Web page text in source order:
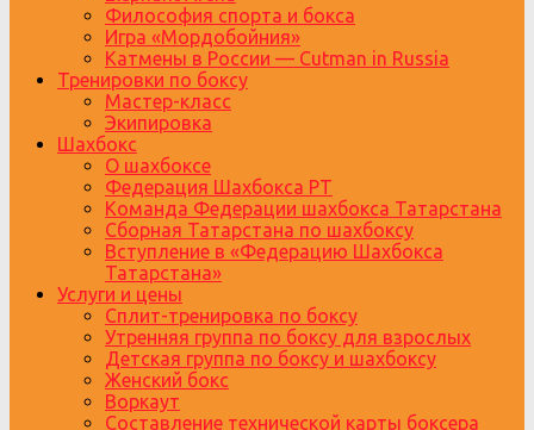
Философия спорта и бокса
Игра «Мордобойния»
Катмены в России — Cutman in Russia
Тренировки по боксу
Мастер-класс
Экипировка
Шахбокс
О шахбоксе
Федерация Шахбокса РТ
Команда Федерации шахбокса Татарстана
Сборная Татарстана по шахбоксу
Вступление в «Федерацию Шахбокса
Татарстана»
Услуги и цены
Сплит-тренировка по боксу
Утренняя группа по боксу для взрослых
Детская группа по боксу и шахбоксу
Женский бокс
Воркаут
Составление технической карты боксера